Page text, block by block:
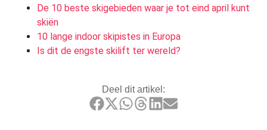
De 10 beste skigebieden waar je tot eind april kunt
skiën
10 lange indoor skipistes in Europa
Is dit de engste skilift ter wereld?
Deel dit artikel: